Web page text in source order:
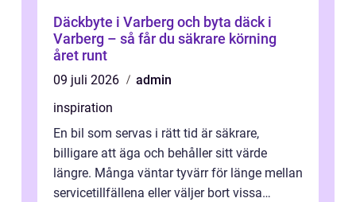
Däckbyte i Varberg och byta däck i
Varberg – så får du säkrare körning
året runt
09 juli 2026
admin
inspiration
En bil som servas i rätt tid är säkrare,
billigare att äga och behåller sitt värde
längre. Många väntar tyvärr för länge mellan
servicetillfällena eller väljer bort vissa